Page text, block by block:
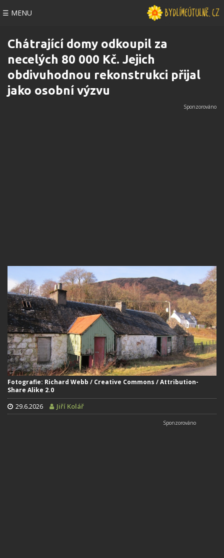
☰ MENU
Chátrající domy odkoupil za
necelých 80 000 Kč. Jejich
obdivuhodnou rekonstrukci přijal
jako osobní výzvu
Fotografie: Richard Webb / Creative Commons / Attribution-
Share Alike 2.0
29.6.2026 Jiří Kolář